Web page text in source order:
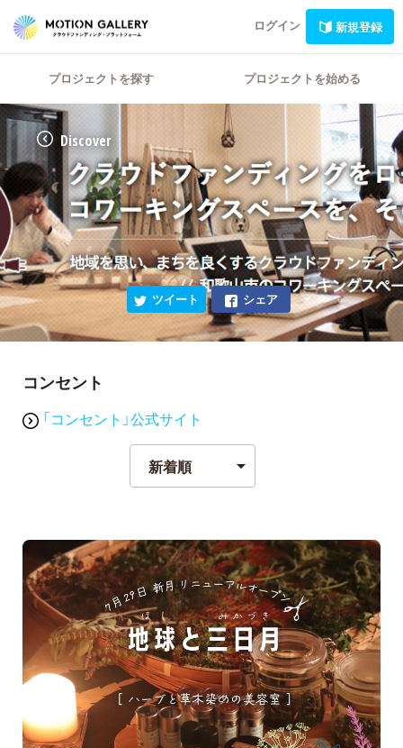
ログイン 新規登録
プロジェクトを探す プロジェクトを始める
Discover
シェア
ツイート
コンセント
「コンセント」公式サイト